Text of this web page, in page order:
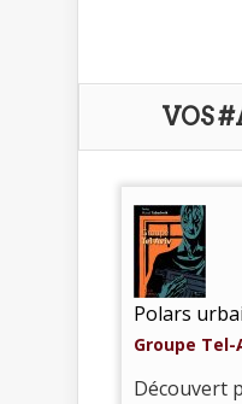
VOS
Polars
Groupe
Découvert